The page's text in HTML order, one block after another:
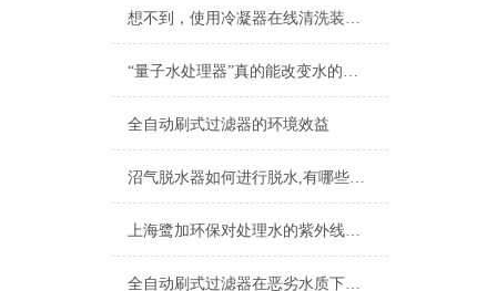
想不到，使用冷凝器在线清洗装置竟然有这么多好处
“量子水处理器”真的能改变水的性质吗？科学原理深度解析
全自动刷式过滤器的环境效益
沼气脱水器如何进行脱水,有哪些脱水方法?
上海鹭加环保对处理水的紫外线和臭氧灭菌技术
全自动刷式过滤器在恶劣水质下的表现